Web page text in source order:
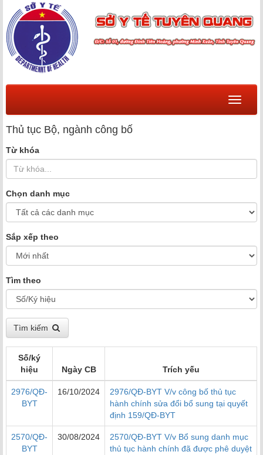
Menu
Thủ tục Bộ, ngành công bố
Từ khóa
Chọn danh mục
Sắp xếp theo
Tìm theo
Tìm kiếm
Số/ký
hiệu
Ngày CB Trích yếu
2976/QĐ-
BYT
16/10/2024
2976/QĐ-BYT V/v công bố thủ tục
hành chính sửa đổi bổ sung tại quyết
định 159/QĐ-BYT
2570/QĐ-
BYT
30/08/2024
2570/QĐ-BYT V/v Bổ sung danh mục
thủ tục hành chính đã được phê duyệt